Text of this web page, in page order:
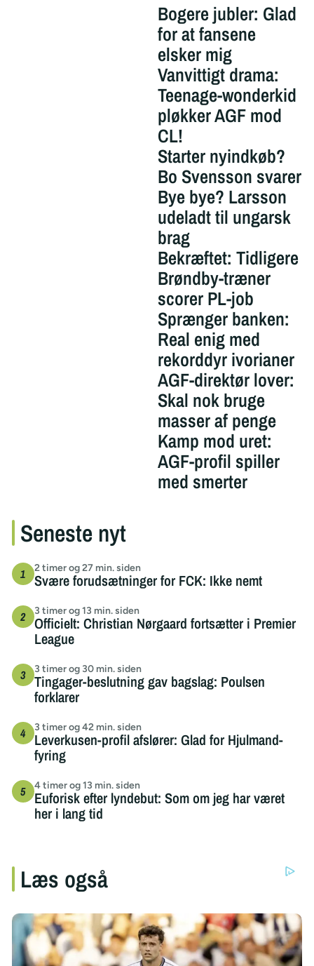
Bogere jubler: Glad
for at fansene
elsker mig
Vanvittigt drama:
Teenage-wonderkid
pløkker AGF mod
CL!
Starter nyindkøb?
Bo Svensson svarer
Bye bye? Larsson
udeladt til ungarsk
brag
Bekræftet: Tidligere
Brøndby-træner
scorer PL-job
Sprænger banken:
Real enig med
rekorddyr ivorianer
AGF-direktør lover:
Skal nok bruge
masser af penge
Kamp mod uret:
AGF-profil spiller
med smerter
Seneste nyt
2 timer og 27 min. siden
Svære forudsætninger for FCK: Ikke nemt
3 timer og 13 min. siden
Officielt: Christian Nørgaard fortsætter i Premier
League
3 timer og 30 min. siden
Tingager-beslutning gav bagslag: Poulsen
forklarer
3 timer og 42 min. siden
Leverkusen-profil afslører: Glad for Hjulmand-
fyring
4 timer og 13 min. siden
Euforisk efter lyndebut: Som om jeg har været
her i lang tid